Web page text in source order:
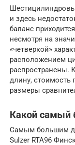
и здесь
баланс
несмотря на
«четверкой»
расположением
распространены.
длину, стоимость
размеры
Какой самый
Самым большим
Sulzer RTA96